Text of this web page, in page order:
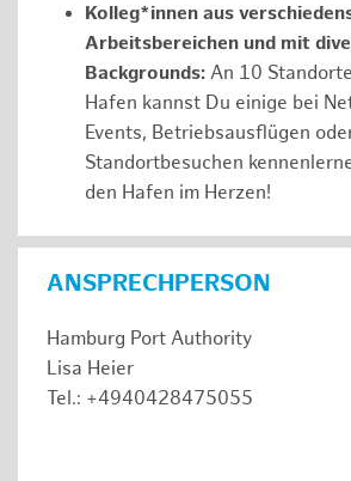
Kolleg*innen aus
Arbeitsbereichen und mit
Backgrounds: An 10
Hafen kannst Du einige bei
Events, Betriebsausflügen
Standortbesuchen
den Hafen im Herzen!
ANSPRECHPERSON
Hamburg Port Authority
Lisa Heier
Tel.: +4940428475055